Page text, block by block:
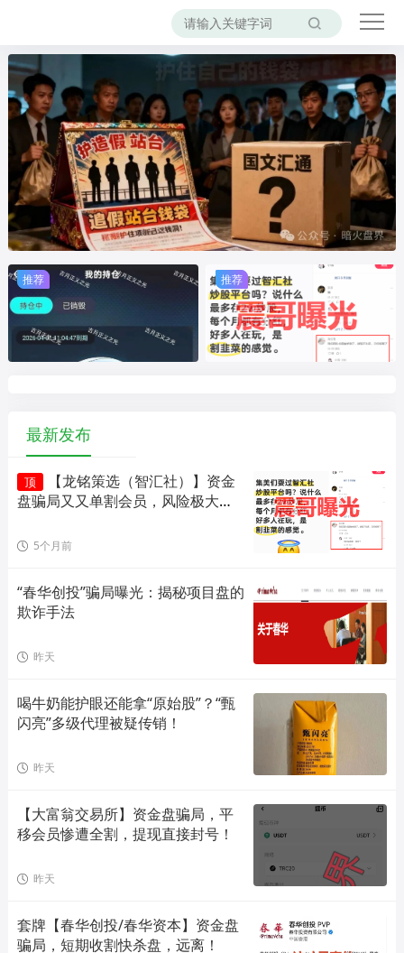
推荐 推荐
推荐 推荐
最新发布
顶
【龙铭策选（智汇社）】资金
盘骗局又又单割会员，风险极大，
5个月前
“春华创投”骗局曝光：揭秘项目盘的
欺诈手法
昨天
喝牛奶能护眼还能拿“原始股”？“甄
闪亮”多级代理被疑传销！
昨天
【大富翁交易所】资金盘骗局，平
移会员惨遭全割，提现直接封号！
昨天
套牌【春华创投/春华资本】资金盘
骗局，短期收割快杀盘，远离！